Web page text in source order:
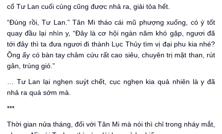
cổ Tư Lan cuối cùng cũng được nhả ra, giải tỏa hết.
“Đúng rồi, Tư Lan.” Tân Mi tháo cái mũ phượng xuống, có ý tốt
quay đầu lại nhìn y, “Đây là cơ hội ngàn năm khó gặp, ngươi đã
tới đây thì ta đưa ngươi đi thành Lục Thủy tìm vị đại phu kia nhé?
Ông ấy có bàn tay châm cứu rất cao siêu, chuyên trị mặt than, rút
gân, trúng gió.”
… Tư Lan lại nghẹn suýt chết, cục nghẹn kia quả nhiên là y đã
nhả ra quá sớm mà.
***
Thời gian nửa tháng, đối với Tân Mi mà nói thì chỉ trong nháy mắt,